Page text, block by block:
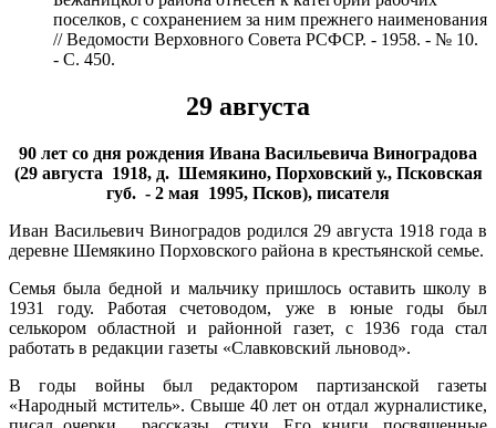
поселков, с сохранением за ним прежнего наименования
// Ведомости Верховного Совета РСФСР. - 1958. - № 10.
- С. 450.
29 августа
90 лет со дня рождения Ивана Васильевича Виноградова
(29 августа 1918, д. Шемякино, Порховский у., Псковская
губ. - 2 мая 1995, Псков), писателя
Иван Васильевич Виноградов родился 29 августа 1918 года в
деревне Шемякино Порховского района в крестьянской семье.
Семья была бедной и мальчику пришлось оставить школу в
1931 году. Работая счетоводом, уже в юные годы был
селькором областной и районной газет, с 1936 года стал
работать в редакции газеты «Славковский льновод».
В годы войны был редактором партизанской газеты
«Народный мститель». Свыше 40 лет он отдал журналистике,